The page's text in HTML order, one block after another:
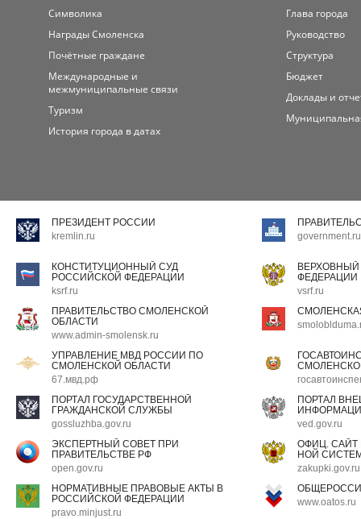
Символика
Награды Смоленска
Почётные граждане
Международные и
межмуниципальные связи
Туризм
История города в датах
Глава города
Руководство
Структура
Бюджет
Доклады и
ПРЕЗИДЕНТ РОССИИ
kremlin.ru
government.ru
КОНСТИТУЦИОННЫЙ СУД
РОССИЙСКОЙ ФЕДЕРАЦИИ
ksrf.ru
ФЕДЕРАЦИИ
vsrf.ru
ПРАВИТЕЛЬСТВО СМОЛЕНСКОЙ
ОБЛАСТИ
www.admin-smolensk.ru
УПРАВЛЕНИЕ МВД РОССИИ ПО
СМОЛЕНСКОЙ ОБЛАСТИ
67.мвд.рф
ПОРТАЛ ГОСУДАРСТВЕННОЙ
ГРАЖДАНСКОЙ СЛУЖБЫ
gossluzhba.gov.ru
ПОРТАЛ
ved.gov.ru
ЭКСПЕРТНЫЙ СОВЕТ ПРИ
ПРАВИТЕЛЬСТВЕ РФ
open.gov.ru
ОФИЦ.
НОЙ
zakupki.gov.ru
НОРМАТИВНЫЕ ПРАВОВЫЕ АКТЫ В
РОССИЙСКОЙ ФЕДЕРАЦИИ
pravo.minjust.ru
www.oatos.ru